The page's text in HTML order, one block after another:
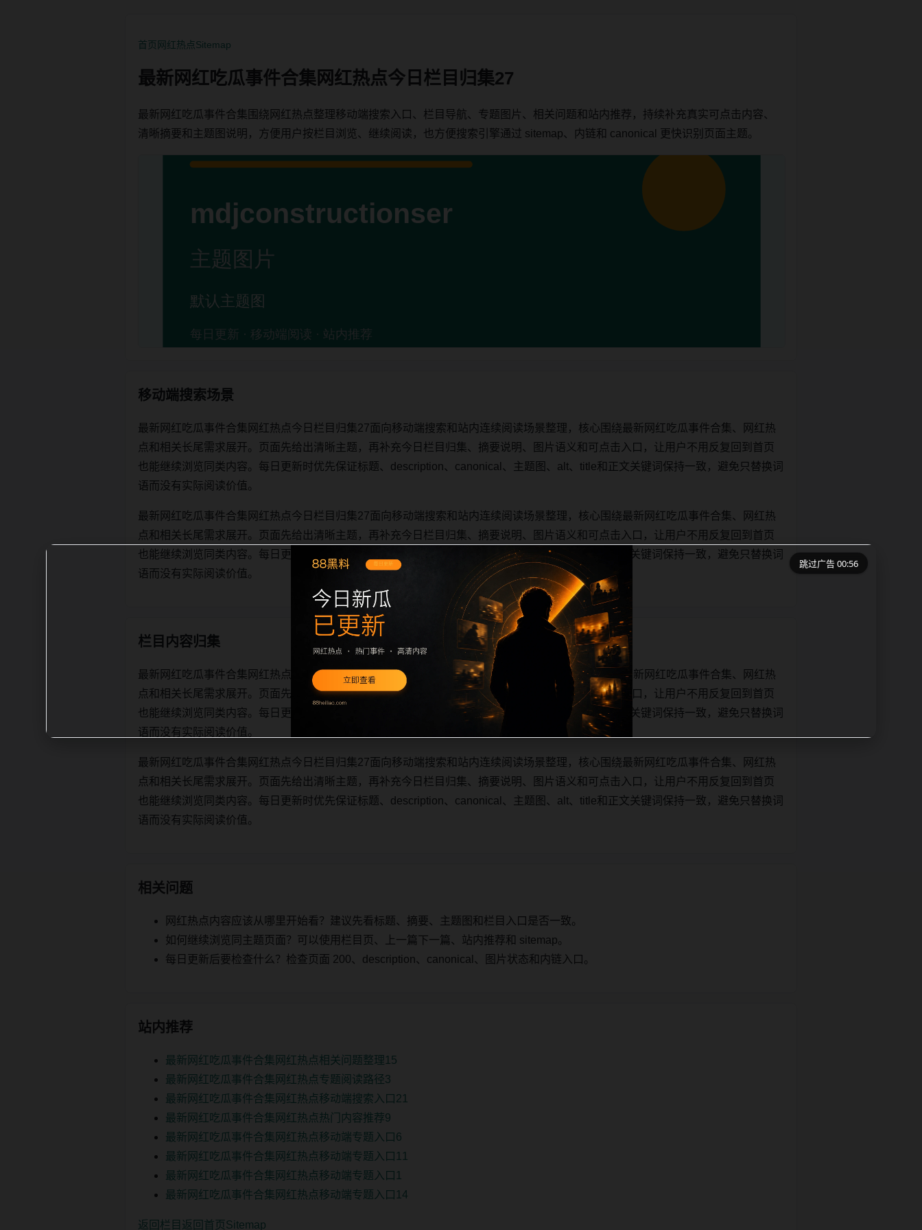
首页网红热点Sitemap
最新网红吃瓜事件合集网红热点今日栏目归集27
最新网红吃瓜事件合集围绕网红热点整理移动端搜索入口、栏目导航、专题图片、相关问题和站内推荐，持续补充真实可点击内容、
清晰摘要和主题图说明，方便用户按栏目浏览、继续阅读，也方便搜索引擎通过 sitemap、内链和 canonical 更快识别页面主题。
移动端搜索场景
最新网红吃瓜事件合集网红热点今日栏目归集27面向移动端搜索和站内连续阅读场景整理，核心围绕最新网红吃瓜事件合集、网红热
点和相关长尾需求展开。页面先给出清晰主题，再补充今日栏目归集、摘要说明、图片语义和可点击入口，让用户不用反复回到首页
也能继续浏览同类内容。每日更新时优先保证标题、description、canonical、主题图、alt、title和正文关键词保持一致，避免只替换词
语而没有实际阅读价值。
最新网红吃瓜事件合集网红热点今日栏目归集27面向移动端搜索和站内连续阅读场景整理，核心围绕最新网红吃瓜事件合集、网红热
点和相关长尾需求展开。页面先给出清晰主题，再补充今日栏目归集、摘要说明、图片语义和可点击入口，让用户不用反复回到首页
也能继续浏览同类内容。每日更新时优先保证标题、description、canonical、主题图、alt、title和正文关键词保持一致，避免只替换词
语而没有实际阅读价值。
栏目内容归集
最新网红吃瓜事件合集网红热点今日栏目归集27面向移动端搜索和站内连续阅读场景整理，核心围绕最新网红吃瓜事件合集、网红热
点和相关长尾需求展开。页面先给出清晰主题，再补充今日栏目归集、摘要说明、图片语义和可点击入口，让用户不用反复回到首页
也能继续浏览同类内容。每日更新时优先保证标题、description、canonical、主题图、alt、title和正文关键词保持一致，避免只替换词
语而没有实际阅读价值。
最新网红吃瓜事件合集网红热点今日栏目归集27面向移动端搜索和站内连续阅读场景整理，核心围绕最新网红吃瓜事件合集、网红热
点和相关长尾需求展开。页面先给出清晰主题，再补充今日栏目归集、摘要说明、图片语义和可点击入口，让用户不用反复回到首页
也能继续浏览同类内容。每日更新时优先保证标题、description、canonical、主题图、alt、title和正文关键词保持一致，避免只替换词
语而没有实际阅读价值。
相关问题
网红热点内容应该从哪里开始看？建议先看标题、摘要、主题图和栏目入口是否一致。
如何继续浏览同主题页面？可以使用栏目页、上一篇下一篇、站内推荐和 sitemap。
每日更新后要检查什么？检查页面 200、description、canonical、图片状态和内链入口。
站内推荐
最新网红吃瓜事件合集网红热点相关问题整理15
最新网红吃瓜事件合集网红热点专题阅读路径3
最新网红吃瓜事件合集网红热点移动端搜索入口21
最新网红吃瓜事件合集网红热点热门内容推荐9
最新网红吃瓜事件合集网红热点移动端专题入口6
最新网红吃瓜事件合集网红热点移动端专题入口11
最新网红吃瓜事件合集网红热点移动端专题入口1
最新网红吃瓜事件合集网红热点移动端专题入口14
返回栏目 返回首页 Sitemap
跳过广告 00:56